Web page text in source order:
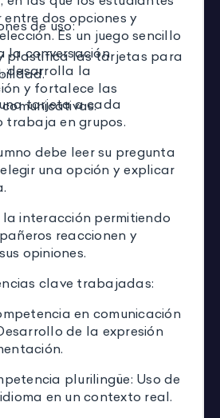
entre dos opciones y
Es un juego sencillo
la conversación
desarrolla la
y fortalece las
de uso:
plastifica las tarjetas para
tarjeta a cada
trabaja en grupos.
debe leer su pregunta
una opción y explicar
interacción permitiendo
reaccionen y
opiniones.
clave trabajadas:
en comunicación
de la expresión
plurilingüe: Uso de
en un contexto real.